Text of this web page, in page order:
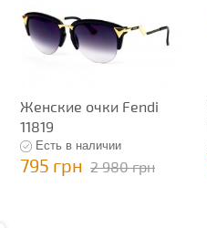
Женские очки Fendi
11819
Есть в наличии
795 грн 2 980 грн